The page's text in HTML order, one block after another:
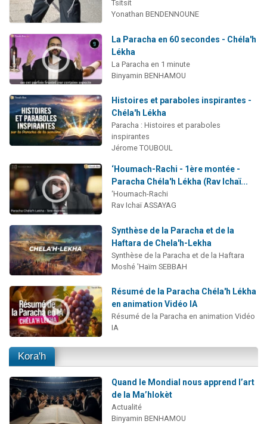
Tsitsit
Yonathan BENDENNOUNE
La Paracha en 60 secondes - Chéla'h
Lékha
La Paracha en 1 minute
Binyamin BENHAMOU
Histoires et paraboles inspirantes -
Chéla'h Lékha
Paracha : Histoires et paraboles
inspirantes
Jérome TOUBOUL
‘Houmach-Rachi - 1ère montée -
Paracha Chéla'h Lékha (Rav Ichaï...
‘Houmach-Rachi
Rav Ichaï ASSAYAG
Synthèse de la Paracha et de la
Haftara de Chela'h-Lekha
Synthèse de la Paracha et de la Haftara
Moshé 'Haïm SEBBAH
Résumé de la Paracha Chéla'h Lékha
en animation Vidéo IA
Résumé de la Paracha en animation Vidéo
IA
Kora'h
Quand le Mondial nous apprend l’art
de la Ma’hlokèt
Actualité
Binyamin BENHAMOU